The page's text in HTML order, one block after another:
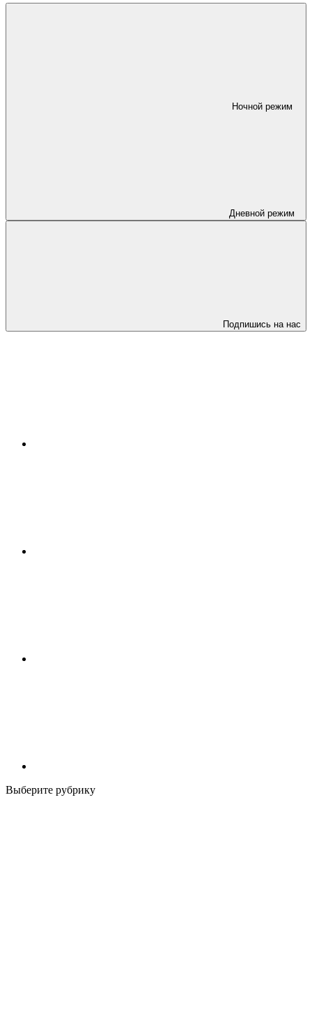
Ночной режим
Дневной режим
Подпишись на нас
Выберите рубрику